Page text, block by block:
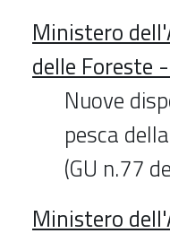
Ministero
delle Foreste
Nuove
pesca
(GU n.77
Ministero